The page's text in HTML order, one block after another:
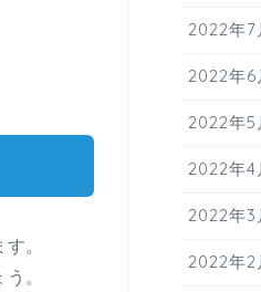
。
。
2022年7
2022年6
2022年5
2022年4
2022年3
2022年2